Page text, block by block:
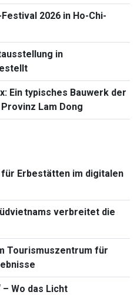
2026 in Ho-Chi-
in
Ein typisches Bauwerk der
Lam Dong
Erbestätten im digitalen
verbreitet die
Tourismuszentrum für
Wo das Licht